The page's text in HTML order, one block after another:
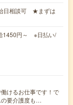
始日相談可 ★まずは
1450円～ ※日払い/
けるお仕事です！で
の要介護度も…